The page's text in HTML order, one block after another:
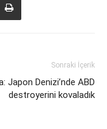
Sonraki İçerik
Japon Denizi’nde ABD
destroyerini kovaladık